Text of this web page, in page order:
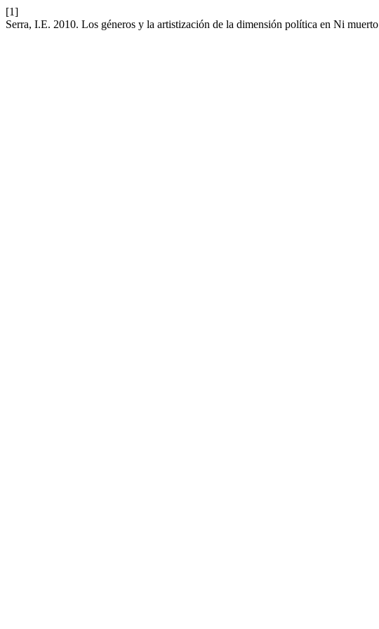
[1]
Serra, I.E. 2010. Los géneros y la artistización de la dimensión política en Ni